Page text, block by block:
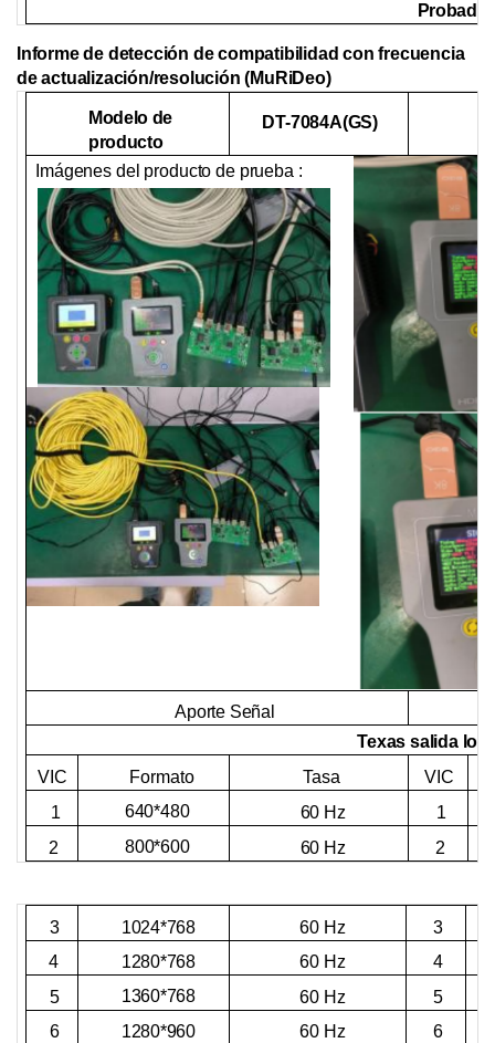
Informe de detección de compatibilidad con frecuencia
de actualización/resolución (MuRiDeo)
Modelo de
producto
DT-7084A(GS)
Imágenes del producto de prueba :
Aporte Señal
Texas salida
VIC
Formato Tasa
VIC
1
640*480 60 Hz
1
2
800*600 60 Hz 2
3 1024*768 60 Hz
3
4
1280*768 60 Hz
4
5
1360*768 60 Hz
5
6
1280*960 60 Hz
6